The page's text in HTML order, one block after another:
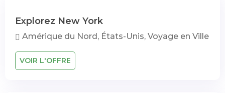
Explorez New York
Amérique du Nord, États-Unis, Voyage en Ville
VOIR L'OFFRE